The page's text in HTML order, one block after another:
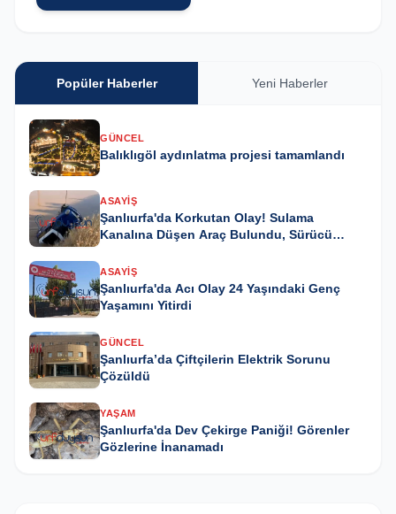
Popüler Haberler Yeni Haberler
GÜNCEL
Balıklıgöl aydınlatma projesi tamamlandı
ASAYIŞ
Şanlıurfa'da Korkutan Olay! Sulama
Kanalına Düşen Araç Bulundu, Sürücü
ASAYIŞ
Şanlıurfa'da Acı Olay 24 Yaşındaki Genç
Yaşamını Yitirdi
GÜNCEL
Şanlıurfa’da Çiftçilerin Elektrik Sorunu
Çözüldü
YAŞAM
Şanlıurfa'da Dev Çekirge Paniği! Görenler
Gözlerine İnanamadı